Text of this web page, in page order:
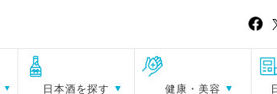
日本酒を探す 健康・美容